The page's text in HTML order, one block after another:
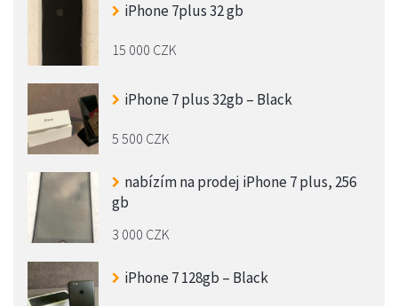
iPhone 7plus 32 gb
15 000 CZK
iPhone 7 plus 32gb – Black
5 500 CZK
nabízím na prodej iPhone 7 plus, 256
gb
3 000 CZK
iPhone 7 128gb – Black